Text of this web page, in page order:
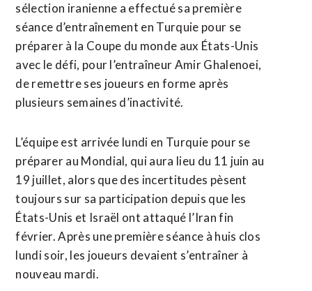
sélection iranienne a effectué sa première
séance d’entraînement en Turquie pour se
préparer à la Coupe du monde aux États-Unis
avec le défi, pour l’entraîneur Amir Ghalenoei,
de remettre ses joueurs en forme après
plusieurs semaines d’inactivité.
L’équipe est arrivée lundi en Turquie pour se
préparer au Mondial, qui aura lieu du ​11 juin ‌au
19 juillet, alors que des incertitudes pèsent
toujours sur ​sa participation depuis que ⁠les
États-Unis et Israël ont attaqué l’Iran fin
février. Après une première séance à ‌huis clos
lundi soir, ‌les joueurs devaient s’entraîner à
nouveau mardi.